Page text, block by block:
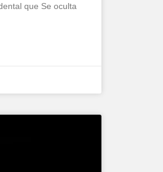
que Se oculta